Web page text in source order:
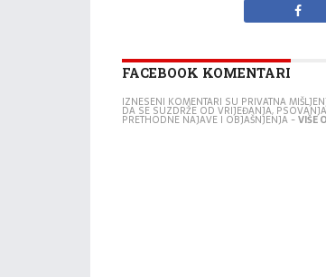
FACEBOOK KOMENTARI
IZNESENI KOMENTARI SU PRIVATNA
DA SE SUZDRŽE OD VRIJEĐANJA,
PRETHODNE NAJAVE I OBJAŠNJENJA -VIŠE